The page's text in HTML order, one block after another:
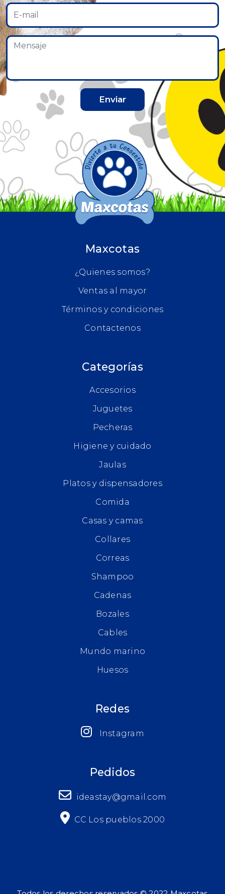
Enviar
Maxcotas
¿Quienes somos?
Ventas al mayor
Términos y condiciones
Contactenos
Categorías
Accesorios
Juguetes
Pecheras
Higiene y cuidado
Jaulas
Platos y dispensadores
Comida
Casas y camas
Collares
Correas
Shampoo
Cadenas
Bozales
Cables
Mundo marino
Huesos
Redes
Instagram
Pedidos
ideastay@gmail.com
CC Los pueblos 2000